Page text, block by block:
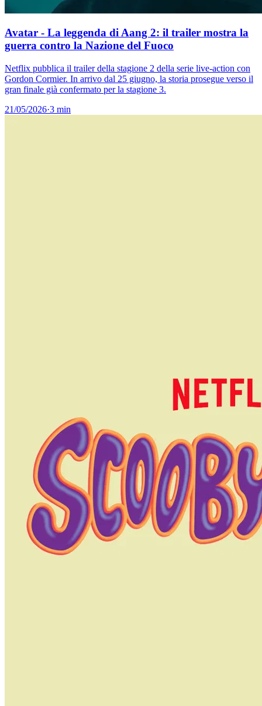
Avatar - La leggenda di Aang 2: il trailer mostra la
guerra contro la Nazione del Fuoco
Netflix pubblica il trailer della stagione 2 della serie live-action con
Gordon Cormier. In arrivo dal 25 giugno, la storia prosegue verso il
gran finale già confermato per la stagione 3.
21/05/2026·3 min